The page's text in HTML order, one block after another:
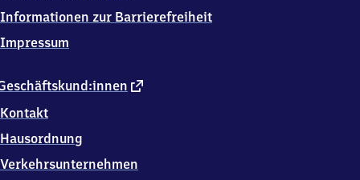
externer
Kontakt
Hausordnung
Verkehrsunternehmen
Informationen zur Barrierefreiheit
Impressum